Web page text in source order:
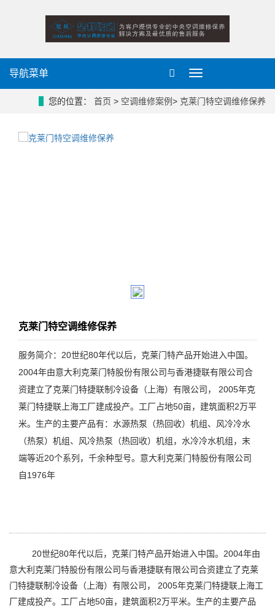
航
菜
导航菜单
您的位置： 首页 > 空调维修案例> 克莱门特空调维修保养
克莱门特空调维修保养
服务简介：20世纪80年代以后，克莱门特产品开始进入中国。
2004年由意大利克莱门特股份有限公司与香港捷联有限公司合
资建立了克莱门特捷联制冷设备（上海）有限公司， 2005年克
莱门特捷联上海工厂建成投产。工厂占地50亩，建筑面积2万平
米。生产的主要产品有：水源热泵（热回收）机组、风冷冷水
（热泵）机组、风冷热泵（热回收）机组，水冷冷水机组，末
端等近20个系列，千余种型号。意大利克莱门特股份有限公司
自1976年
20世纪80年代以后，克莱门特产品开始进入中国。2004年由
意大利克莱门特股份有限公司与香港捷联有限公司合资建立了克莱
门特捷联制冷设备（上海）有限公司， 2005年克莱门特捷联上海工
厂建成投产。工厂占地50亩，建筑面积2万平米。生产的主要产品